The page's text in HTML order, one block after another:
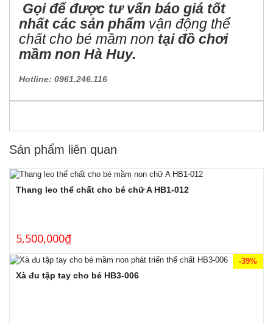
Gọi để được tư vấn báo giá tốt
nhất các sản phẩm vận động thể
chất cho bé mầm non tại đồ chơi
mầm non Hà Huy.
Hotline: 0961.246.116
Sản phẩm liên quan
Thang leo thể chất cho bé chữ A HB1-012
5,500,000₫
-39%
Xà đu tập tay cho bé HB3-006